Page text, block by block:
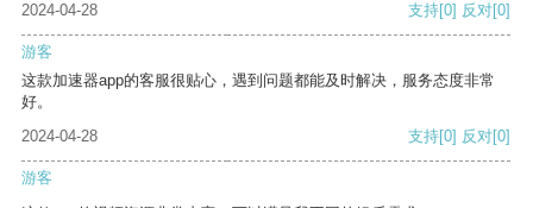
2024-04-28 支持[0] 反对[0]
游客
这款加速器app的客服很贴心，遇到问题都能及时解决，服务态度非常
好。
2024-04-28
支持[0] 反对[0]
游客